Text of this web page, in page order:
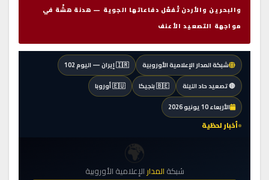
والبحرين والأردن تُفعّل دفاعاتها الجوية — هدنة هشّة في
مواجهة التصعيد الأعنف
شبكة المدار الإعلامية الأوروبية
🇮🇷 إيران — اليوم 102
🔴 تصعيد حاد الليلة
🇧🇪 بلجيكا
🇪🇺 أوروبا
الأربعاء 10 يونيو 2026
أخبار لحظية
🌍 شبكةالمدارالإعلامية الأوروبية